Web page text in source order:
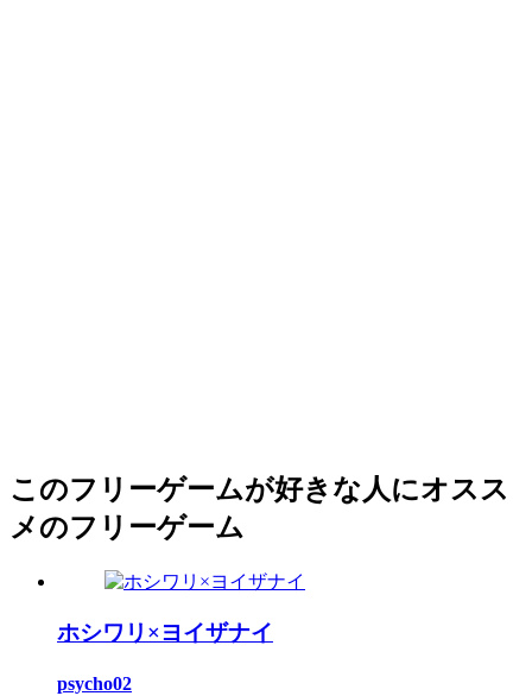
このフリーゲームが好きな人にオスス
メのフリーゲーム
ホシワリ×ヨイザナイ
psycho02